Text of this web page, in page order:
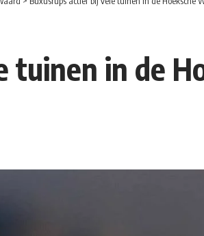
tuinen in de